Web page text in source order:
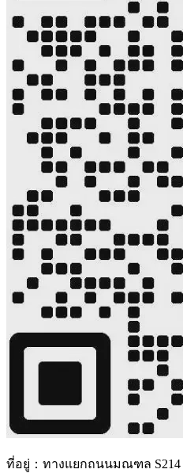
ที่อยู่：ทางแยกถนนมณฑล